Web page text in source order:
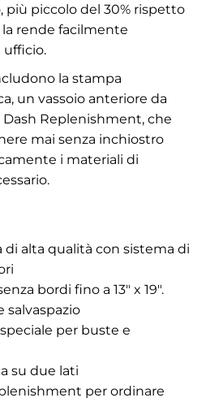
piccolo del 30% rispetto
rende facilmente
ufficio.
la stampa
un vassoio anteriore da
Replenishment, che
mai senza inchiostro
i materiali di
di alta qualità con sistema di
bordi fino a 13" x 19".
salvaspazio
per buste e
su due lati
per ordinare